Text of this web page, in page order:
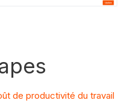
de productivité du travail